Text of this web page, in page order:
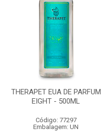
THERAPET EUA DE PARFUM
EIGHT - 500ML
Código: 77297
Embalagem: UN